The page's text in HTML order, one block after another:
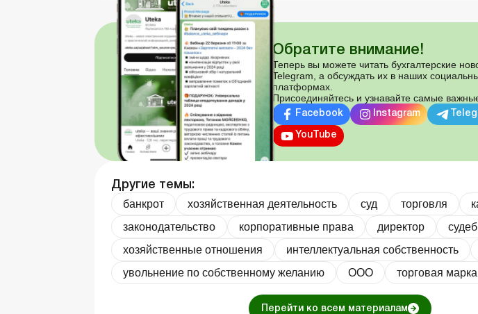
Обратите внимание!
Теперь вы можете читать бухгалтерские
Telegram, а обсуждать их в наших
платформах.
Присоединяйтесь и узнавайте самые
Facebook Instagram
YouTube
Другие темы:
банкрот хозяйственная деятельность суд торговля
законодательство
корпоративные права директор
хозяйственные отношения
интеллектуальная собственность
увольнение по собственному желанию
ООО торговая марка
Перейти ко всем материалам